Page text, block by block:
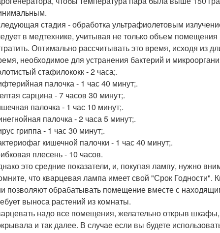
стадия - обработка ультрафиолетовым
в медтехнике, учитывая не только объем
Оптимально рассчитывать это время, исходя из
необходимое для устранения бактерий и
стафилококк - 2 часа;.
палочка - 1 час 40 минут;.
сарцина - 7 часов 30 минут;.
палочка - 1 час 10 минут;.
палочка - 2 часа 5 минут;.
гриппа - 1 час 30 минут;.
кишечной палочки - 1 час 40 минут;.
плесень - 10 часов.
это средние показатели, и, покупая лампу, нужно
что кварцевая лампа имеет свой "Срок
позволяют обрабатывать помещение вместе с
выноса растений из комнаты.
надо все помещения, желательно открыв
и так далее. В случае если вы будете